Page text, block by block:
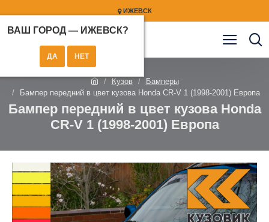
ИЖЕВСК
ВАШ ГОРОД — ИЖЕВСК?
Кузов
Бамперы
Бампер передний в цвет кузова Honda CR-V 1 (1998-2001) Европа
Бампер передний в цвет кузова Honda
CR-V 1 (1998-2001) Европа